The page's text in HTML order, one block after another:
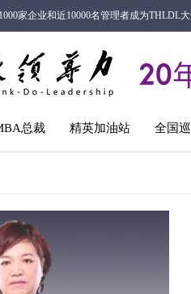
家企业和近10000名管理者成为THLDL
总裁 精英加油站 全国